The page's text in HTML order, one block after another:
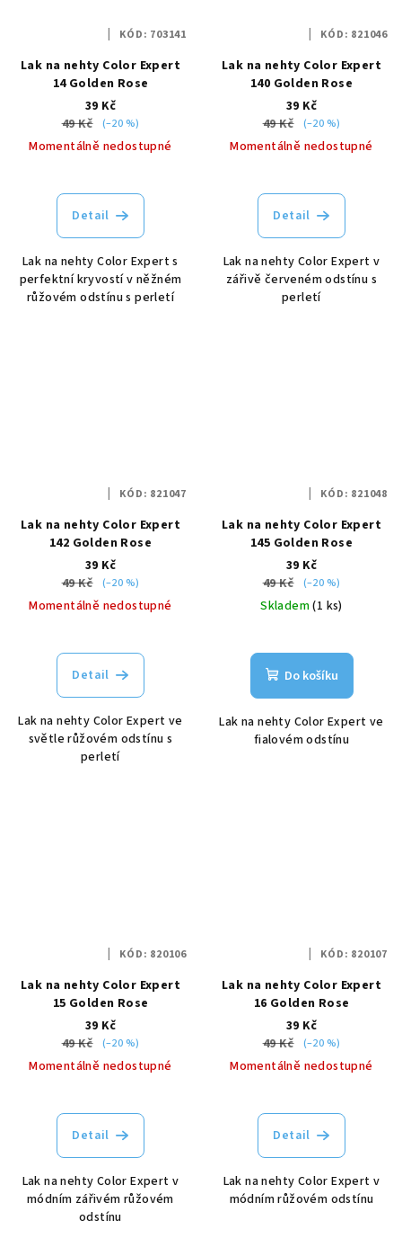
Lak na nehty Color Expert
14 Golden Rose
39 Kč
49 Kč
(–20 %)
Momentálně nedostupné
Detail
Lak na nehty Color Expert s
perfektní kryvostí v něžném
růžovém odstínu s perletí
KÓD: 703141
Lak na nehty Color Expert
140 Golden Rose
39 Kč
49 Kč
(–20 %)
Momentálně nedostupné
Detail
Lak na nehty Color Expert v
zářivě červeném odstínu s
perletí
KÓD: 821046
Lak na nehty Color Expert
142 Golden Rose
39 Kč
49 Kč
(–20 %)
Momentálně nedostupné
Detail
Lak na nehty Color Expert ve
světle růžovém odstínu s
perletí
KÓD: 821047
Lak na nehty Color Expert
145 Golden Rose
39 Kč
49 Kč
(–20 %)
Skladem(1 ks)
Do košíku
Lak na nehty Color Expert ve
fialovém odstínu
KÓD: 821048
Lak na nehty Color Expert
15 Golden Rose
39 Kč
49 Kč
(–20 %)
Momentálně nedostupné
Detail
Lak na nehty Color Expert v
módním zářivém růžovém
odstínu
KÓD: 820106
Lak na nehty Color Expert
16 Golden Rose
39 Kč
49 Kč
(–20 %)
Momentálně nedostupné
Detail
Lak na nehty Color Expert v
módním růžovém odstínu
KÓD: 820107